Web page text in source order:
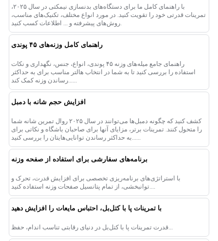
با راهنمای کامل ما برای دستگاه‌های بدنسازی نیمکتی در سال ۲۰۲۵،
تمرینات قدرتی خود را تقویت کنید. در مورد انواع مختلف، تکنیک‌های مناسب،
راهنمای کامل وزنه‌های ۴۵ پوندی
راهنمای جامع میله‌های وزنه ۴۵ پوندی، انواع، جنس، نگهداری و نکات
استفاده را بررسی کنید تا به شما در انتخاب هالتر مناسب برای به حداکثر
افزایش حجم شانه با دمبل
کشف کنید که چگونه دمبل‌ها می‌توانند در سال ۲۰۲۵ روال تمرین شانه شما
را متحول کنند. تمرینات برتر، مزایای آنها برای صاحبان باشگاه و نکاتی برای
برنامه‌های سفارشی برای استفاده از صفحه وزنه
با استراتژی‌های برنامه‌ریزی تخصصی برای افزایش قدرت، تحرک و
با تمرینات پا با کتل‌بل، احتباس مایعات را افزایش دهید